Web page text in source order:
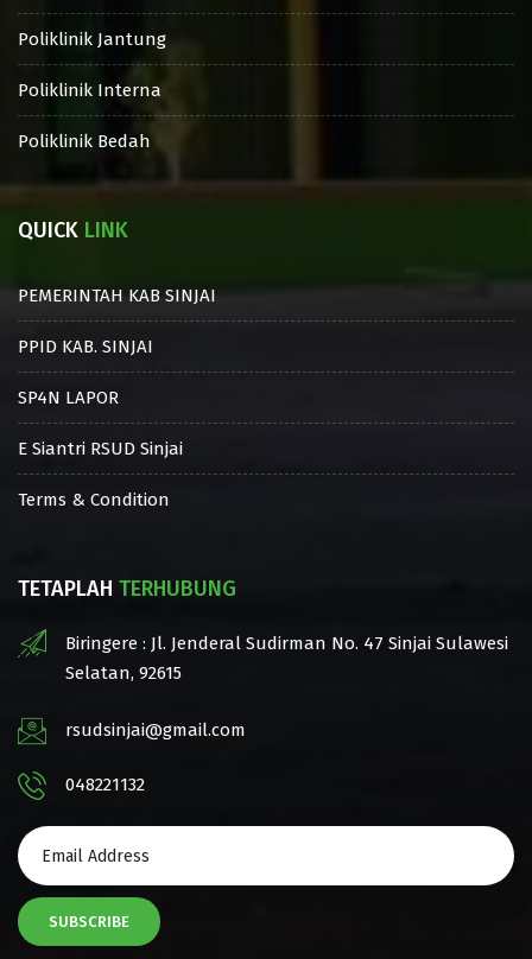
Poliklinik Jantung
Poliklinik Interna
Poliklinik Bedah
QUICK LINK
PEMERINTAH KAB SINJAI
PPID KAB. SINJAI
SP4N LAPOR
E Siantri RSUD Sinjai
Terms & Condition
TETAPLAH TERHUBUNG
Biringere : Jl. Jenderal Sudirman No. 47 Sinjai Sulawesi
Selatan, 92615
rsudsinjai@gmail.com
048221132